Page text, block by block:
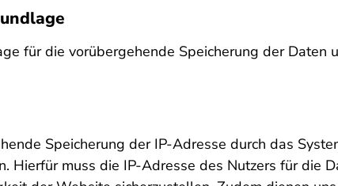
für die vorübergehende Speicherung der
Speicherung der IP-Adresse durch das
Hierfür muss die IP-Adresse des Nutzers für die